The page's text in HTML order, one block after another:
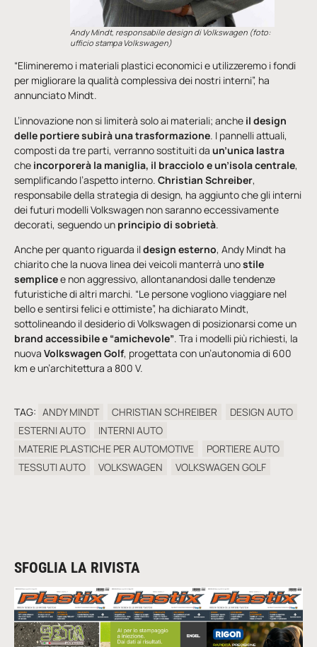
Andy Mindt, responsabile design di Volkswagen (foto:
ufficio stampa Volkswagen)
“Elimineremo i materiali plastici economici e utilizzeremo i fondi
per migliorare la qualità complessiva dei nostri interni”, ha
annunciato Mindt.
L’innovazione non si limiterà solo ai materiali; anche il design
delle portiere subirà una trasformazione. I pannelli attuali,
composti da tre parti, verranno sostituiti da un’unica lastra
che incorporerà la maniglia, il bracciolo e un’isola centrale,
semplificando l’aspetto interno. Christian Schreiber,
responsabile della strategia di design, ha aggiunto che gli interni
dei futuri modelli Volkswagen non saranno eccessivamente
decorati, seguendo un principio di sobrietà.
Anche per quanto riguarda ildesign esterno, Andy Mindt ha
chiarito che la nuova linea dei veicoli manterrà unostile
semplicee non aggressivo, allontanandosi dalle tendenze
futuristiche di altri marchi. “Le persone vogliono viaggiare nel
bello e sentirsi felici e ottimiste”, ha dichiarato Mindt,
sottolineando il desiderio di Volkswagen di posizionarsi come un
brand accessibile e “amichevole”. Tra i modelli più richiesti, la
nuova Volkswagen Golf, progettata con un’autonomia di 600
km e un’architettura a 800 V.
TAG: ANDY MINDT CHRISTIAN SCHREIBER
DESIGN AUTO
ESTERNI AUTO
INTERNI AUTO
MATERIE PLASTICHE PER AUTOMOTIVE
PORTIERE AUTO
TESSUTI AUTO
VOLKSWAGEN VOLKSWAGEN GOLF
SFOGLIA LA RIVISTA